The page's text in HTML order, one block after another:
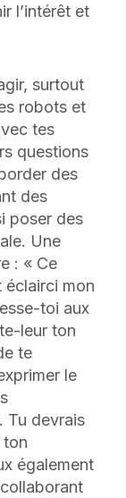
l’intérêt et
surtout
robots et
tes
questions
des
des
poser des
Une
: « Ce
éclairci mon
toi aux
leur ton
te
le
Tu devrais
ton
également